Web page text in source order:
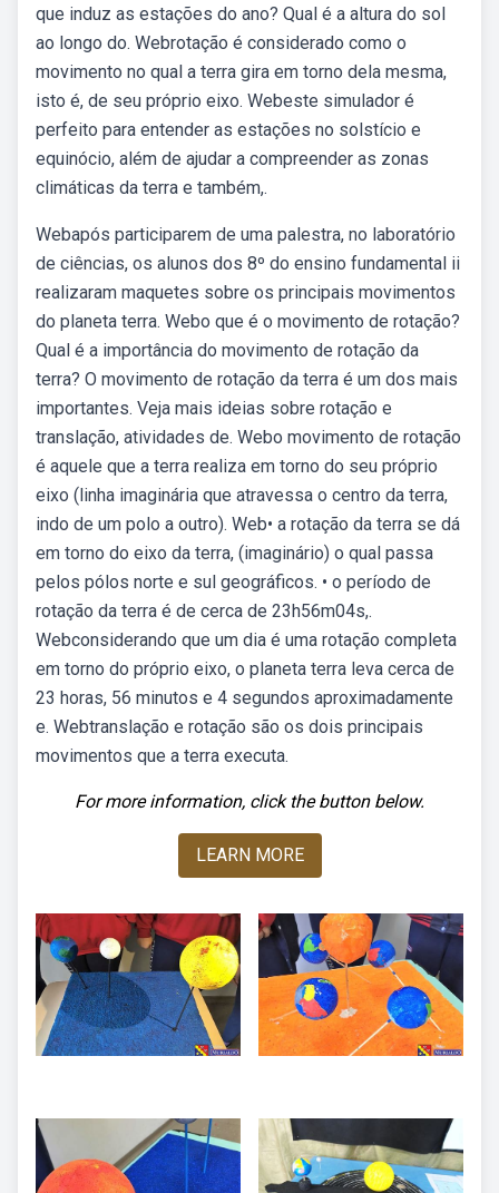
que induz as estações do ano? Qual é a altura do sol
ao longo do. Webrotação é considerado como o
movimento no qual a terra gira em torno dela mesma,
isto é, de seu próprio eixo. Webeste simulador é
perfeito para entender as estações no solstício e
equinócio, além de ajudar a compreender as zonas
climáticas da terra e também,.
Webapós participarem de uma palestra, no laboratório
de ciências, os alunos dos 8º do ensino fundamental ii
realizaram maquetes sobre os principais movimentos
do planeta terra. Webo que é o movimento de rotação?
Qual é a importância do movimento de rotação da
terra? O movimento de rotação da terra é um dos mais
importantes. Veja mais ideias sobre rotação e
translação, atividades de. Webo movimento de rotação
é aquele que a terra realiza em torno do seu próprio
eixo (linha imaginária que atravessa o centro da terra,
indo de um polo a outro). Web• a rotação da terra se dá
em torno do eixo da terra, (imaginário) o qual passa
pelos pólos norte e sul geográficos. • o período de
rotação da terra é de cerca de 23h56m04s,.
Webconsiderando que um dia é uma rotação completa
em torno do próprio eixo, o planeta terra leva cerca de
23 horas, 56 minutos e 4 segundos aproximadamente
e. Webtranslação e rotação são os dois principais
movimentos que a terra executa.
For more information, click the button below.
LEARN MORE